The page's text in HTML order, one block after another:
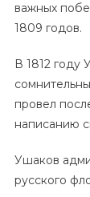
важных
1809 годов.
В 1812 году
провел
написанию
Ушаков
русского